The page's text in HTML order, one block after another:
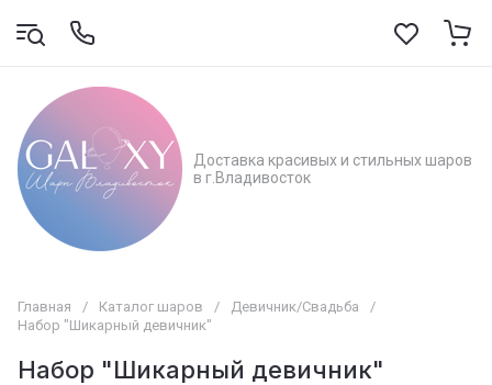
Доставка красивых и стильных шаров
в г.Владивосток
Главная / Каталог шаров / Девичник/Свадьба
/
Набор "Шикарный девичник"
Набор "Шикарный девичник"